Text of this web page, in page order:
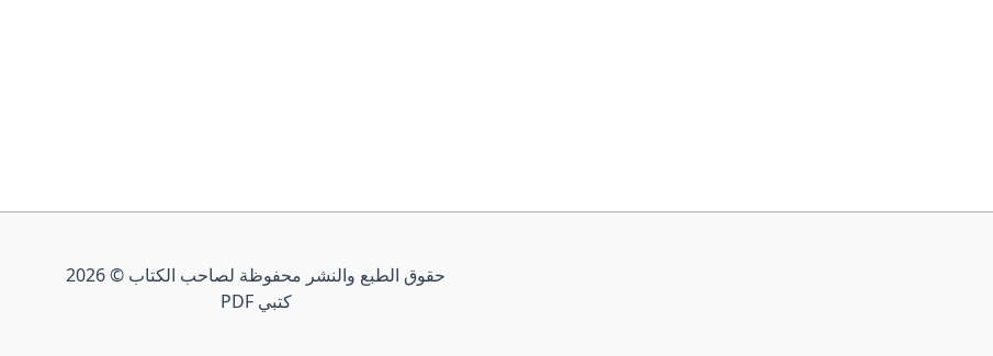
حقوق الطبع والنشر محفوظة لصاحب الكتاب © 2026
كتبي PDF